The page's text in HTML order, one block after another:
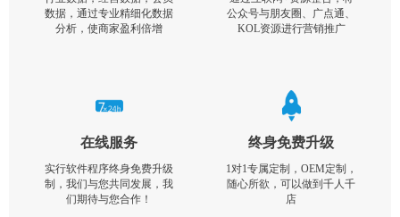
数据，通过专业精细化数据
分析，使商家盈利倍增
公众号与朋友圈、广点通、
KOL资源进行营销推广
在线服务
实行软件程序终身免费升级
制，我们与您共同发展，我
们期待与您合作！
终身免费升级
1对1专属定制，OEM定制，
随心所欲，可以做到千人千
店